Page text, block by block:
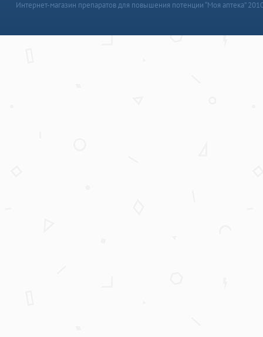
Интернет-магазин препаратов для повышения потенции “Моя аптека”